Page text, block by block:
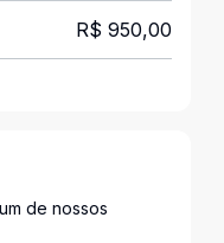
R$ 950,00
de nossos